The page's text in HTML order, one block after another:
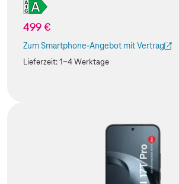
499 €
Zum Smartphone-Angebot mit Vertrag
(Der Link wird in einem neuen Tab geöffnet)
Lieferzeit:1-4 Werktage